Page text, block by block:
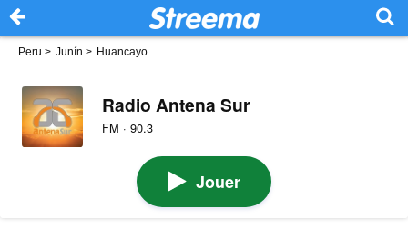
Peru > Junín > Huancayo
Radio Antena Sur
FM · 90.3
Jouer